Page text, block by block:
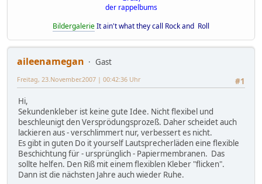
der rappelbums
BildergalerieIt ain't what they call Rock and Roll
aileenamegan
Gast
#1
Freitag, 23.November.2007 | 00:42:36 Uhr
Hi,
Sekundenkleber ist keine gute Idee. Nicht flexibel und
beschleunigt den Versprödungsprozeß. Daher scheidet auch
lackieren aus - verschlimmert nur, verbessert es nicht.
Es gibt in guten Do it yourself Lautsprecherläden eine flexible
Beschichtung für - ursprünglich - Papiermembranen. Das
sollte helfen. Den Riß mit einem flexiblen Kleber "flicken".
Dann ist die nächsten Jahre auch wieder Ruhe.